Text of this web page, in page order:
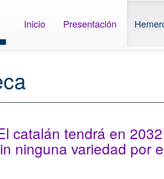
Inicio Presentación
catalán tendrá en
ninguna variedad por